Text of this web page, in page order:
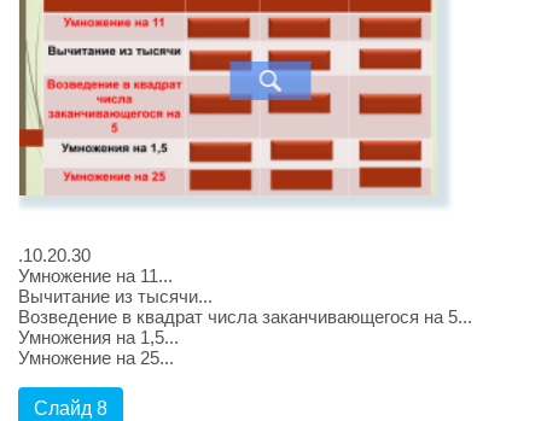
.10.20.30
Умножение на 11...
Вычитание из тысячи...
Возведение в квадрат числа заканчивающегося на 5...
Умножения на 1,5...
Умножение на 25...
Слайд 8